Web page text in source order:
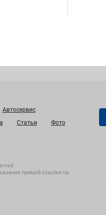
Автосервис
Статьи
Фото
прямой ссылки на